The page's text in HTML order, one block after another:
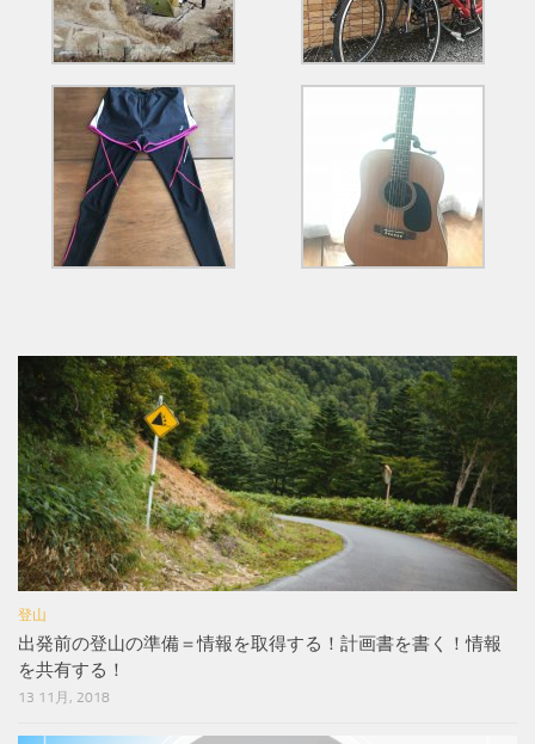
登山
出発前の登山の準備＝情報を取得する！計画書を書く！情報
を共有する！
13 11月, 2018